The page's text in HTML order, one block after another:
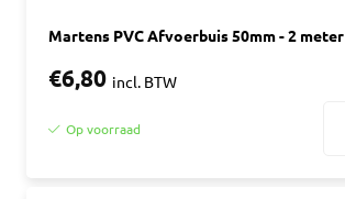
Martens PVC Afvoerbuis 50mm - 2 meter
€6,80 incl. BTW
Op voorraad